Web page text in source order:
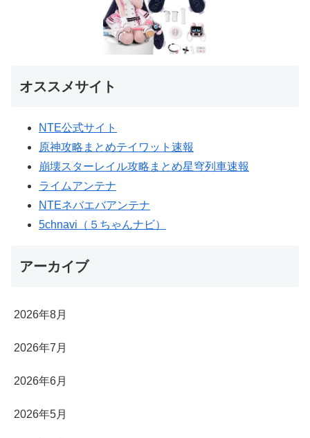
オススメサイト
NTE公式サイト
原神攻略まとめテイワット速報
崩壊スターレイル攻略まとめ星穹列車速報
ライムアンテナ
NTEネバエバアンテナ
5chnavi（５ちゃんナビ）
アーカイブ
2026年8月
2026年7月
2026年6月
2026年5月